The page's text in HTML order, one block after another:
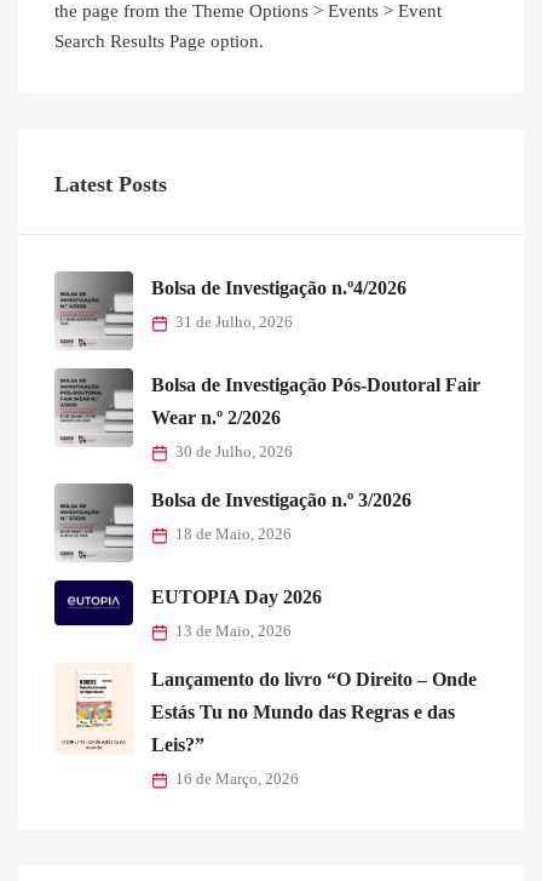
the page from the Theme Options > Events > Event
Search Results Page option.
Latest Posts
Bolsa de Investigação n.º4/2026
31 de Julho, 2026
Bolsa de Investigação Pós-Doutoral Fair
Wear n.º 2/2026
30 de Julho, 2026
Bolsa de Investigação n.º 3/2026
18 de Maio, 2026
EUTOPIA Day 2026
13 de Maio, 2026
Lançamento do livro “O Direito – Onde
Estás Tu no Mundo das Regras e das
Leis?”
16 de Março, 2026